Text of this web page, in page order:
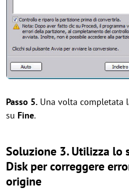
Passo 5. Una volta completata
su Fine.
Soluzione 3. Utilizza lo
Disk per correggere
origine